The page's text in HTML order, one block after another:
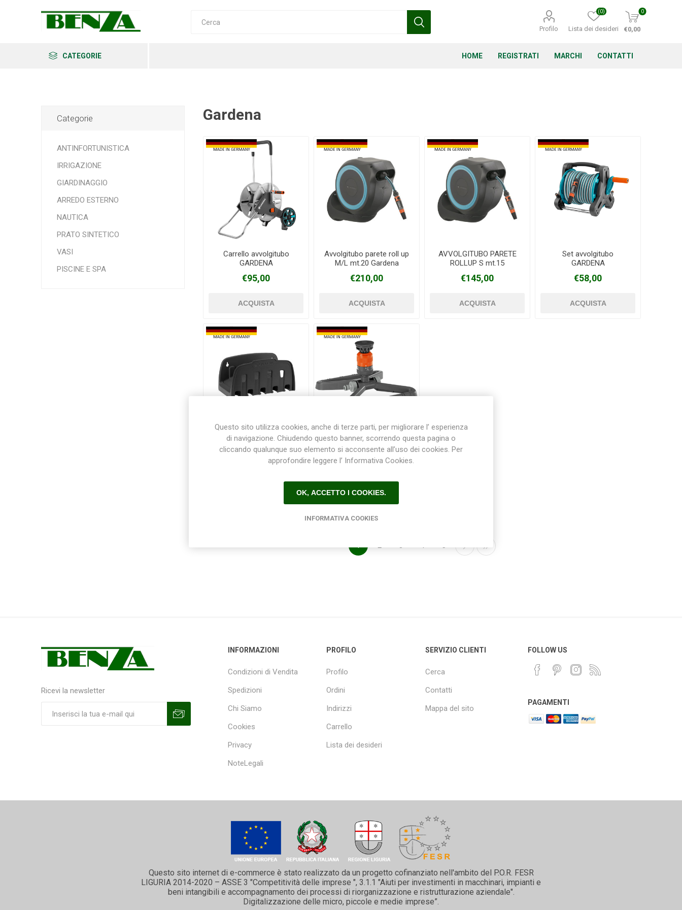
Profilo Lista dei desideri
(0) 0
€0,00
CATEGORIE HOME REGISTRATI MARCHI
Gardena
Gamma
pennelli
Hozelock Irritrol Irritec Lacogreen
Makita Plasson
RIV -
Rubinetteria
Italiana
Silky Toro
Volpi
Originale
CONTATTI
Gardena
Carrello avvolgitubo
GARDENA
€95,00
Avvolgitubo parete roll up
M/L mt.20 Gardena
€210,00
AVVOLGITUBO PARETE
ROLLUP S mt.15
€145,00
Set avvolgitubo
GARDENA
€58,00
Portatubo a parete
GARDENA
Irrigatore circolare
GARDENA
€34,00
1 2 3 4 5
Categorie
ANTINFORTUNISTICA
IRRIGAZIONE
GIARDINAGGIO
ARREDO ESTERNO
NAUTICA
PRATO SINTETICO
VASI
PISCINE E SPA
Ricevi la newsletter
INFORMAZIONI
Condizioni di Vendita
Spedizioni
Chi Siamo
Cookies
Privacy
NoteLegali
PROFILO
Profilo
Ordini
Indirizzi
Carrello
Lista dei desideri
SERVIZIO CLIENTI
Cerca
Contatti
Mappa del sito
FOLLOW US
PAGAMENTI
Questo sito internet di e-commerce è stato realizzato da un progetto cofinanziato nell'ambito del P.O.R. FESR
LIGURIA 2014-2020 – ASSE 3 "Competitività delle imprese ", 3.1.1 "Aiuti per investimenti in macchinari, impianti e
beni intangibili e accompagnamento dei processi di riorganizzazione e ristrutturazione aziendale".
Digitalizzazione delle micro, piccole e medie imprese”.
Questo sito utilizza cookies, anche di terze parti, per migliorare l’ esperienza
di navigazione. Chiudendo questo banner, scorrendo questa pagina o
cliccando qualunque suo elemento si acconsente all’uso dei cookies. Per
approfondire leggere l’ Informativa Cookies.
OK, ACCETTO I COOKIES.
INFORMATIVA COOKIES